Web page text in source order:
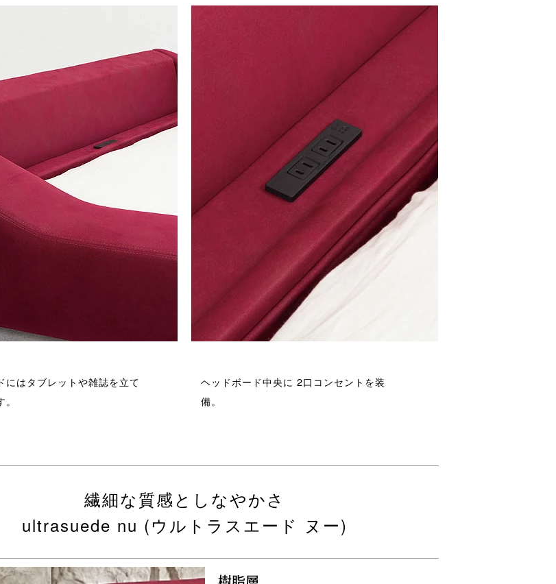
にはタブレットや雑誌を立て
ヘッドボード中央に 2口コンセントを装
備。
繊細な質感としなやかさ
ultrasuede nu (ウルトラスエード ヌー)